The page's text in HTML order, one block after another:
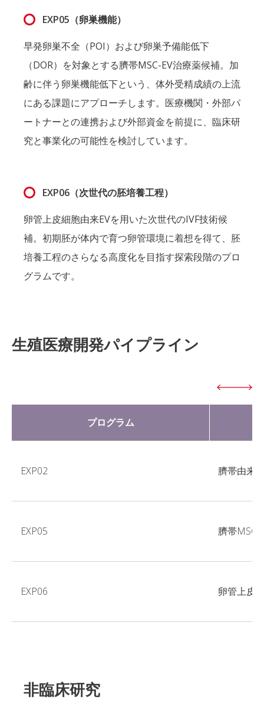
EXP05（卵巣機能）
早発卵巣不全（POI）および卵巣予備能低下
（DOR）を対象とする臍帯MSC-EV治療薬候補。加
齢に伴う卵巣機能低下という、体外受精成績の上流
にある課題にアプローチします。医療機関・外部パ
ートナーとの連携および外部資金を前提に、臨床研
究と事業化の可能性を検討しています。
EXP06（次世代の胚培養工程）
卵管上皮細胞由来EVを用いた次世代のIVF技術候
補。初期胚が体内で育つ卵管環境に着想を得て、胚
培養工程のさらなる高度化を目指す探索段階のプロ
グラムです。
生殖医療開発パイプライン
プログラム
EXP02 臍帯由来
EXP05 臍帯MSC-
EXP06 卵管上皮
非臨床研究